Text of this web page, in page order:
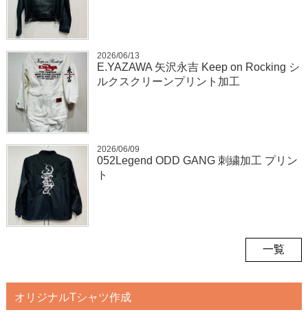
2026/06/13
E.YAZAWA 矢沢永吉 Keep on Rocking シ
ルクスクリーンプリント加工
2026/06/09
052Legend ODD GANG 刺繍加工 プリン
ト
一覧
オリジナルTシャツ作成